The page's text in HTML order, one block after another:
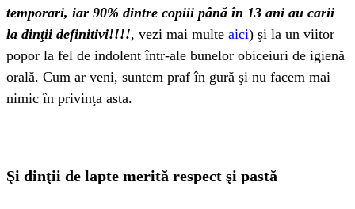
temporari, iar 90% dintre copiii până în 13 ani au carii
la dinţii definitivi!!!!, vezi mai multe aici) şi la un viitor
popor la fel de indolent într-ale bunelor obiceiuri de igienă
orală. Cum ar veni, suntem praf în gură şi nu facem mai
nimic în privinţa asta.
Şi dinţii de lapte merită respect şi pastă